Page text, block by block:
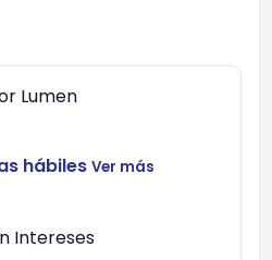
Lumen
hábiles Ver más
Intereses